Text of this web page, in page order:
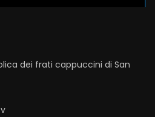
dei frati cappuccini di San